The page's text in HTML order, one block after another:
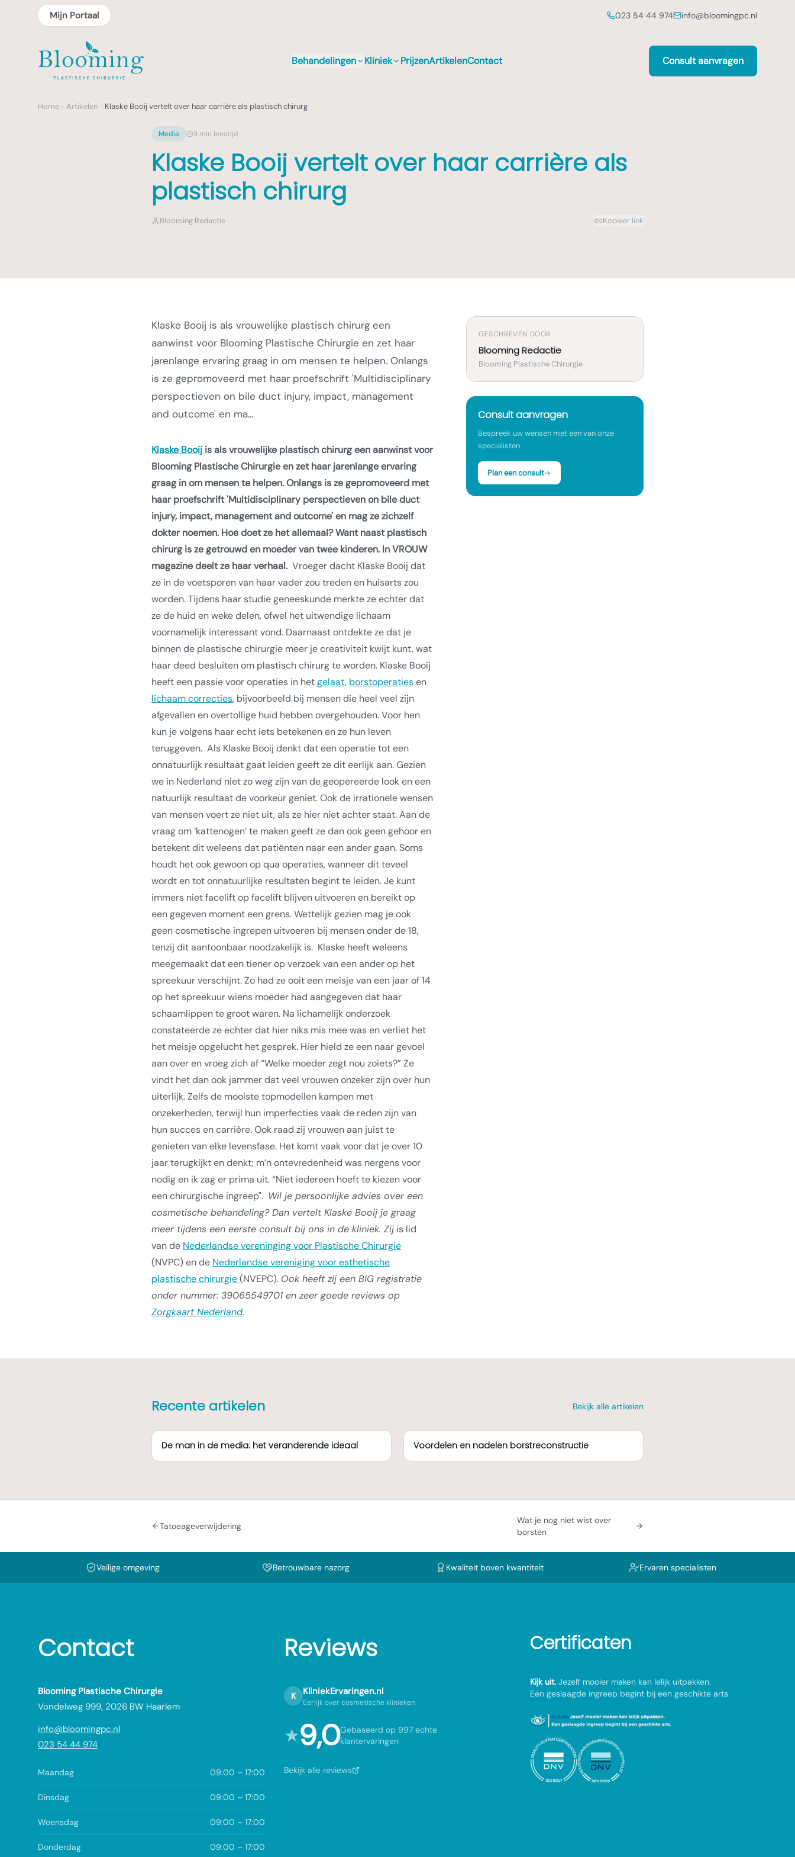
Mijn Portaal 023 54 44 974 info@bloomingpc.nl
Behandelingen Kliniek PrijzenArtikelenContact Consult aanvragen
Home Artikelen Klaske Booij vertelt over haar carrière als plastisch chirurg
Media 3 min leestijd
Klaske Booij vertelt over haar carrière als
plastisch chirurg
Blooming Redactie Kopieer link
Klaske Booij is als vrouwelijke plastisch chirurg een
aanwinst voor Blooming Plastische Chirurgie en zet haar
jarenlange ervaring graag in om mensen te helpen. Onlangs
is ze gepromoveerd met haar proefschrift 'Multidisciplinary
perspectieven on bile duct injury, impact, management
and outcome' en ma...
Klaske Booij is als vrouwelijke plastisch chirurg een aanwinst voor
Blooming Plastische Chirurgie en zet haar jarenlange ervaring
graag in om mensen te helpen. Onlangs is ze gepromoveerd met
haar proefschrift 'Multidisciplinary perspectieven on bile duct
injury, impact, management and outcome' en mag ze zichzelf
dokter noemen. Hoe doet ze het allemaal? Want naast plastisch
chirurg is ze getrouwd en moeder van twee kinderen. In VROUW
magazine deelt ze haar verhaal. Vroeger dacht Klaske Booij dat
ze in de voetsporen van haar vader zou treden en huisarts zou
worden. Tijdens haar studie geneeskunde merkte ze echter dat
ze de huid en weke delen, ofwel het uitwendige lichaam
voornamelijk interessant vond. Daarnaast ontdekte ze dat je
binnen de plastische chirurgie meer je creativiteit kwijt kunt, wat
haar deed besluiten om plastisch chirurg te worden. Klaske Booij
heeft een passie voor operaties in hetgelaat, borstoperatiesen
lichaam correcties, bijvoorbeeld bij mensen die heel veel zijn
afgevallen en overtollige huid hebben overgehouden. Voor hen
kun je volgens haar echt iets betekenen en ze hun leven
teruggeven. Als Klaske Booij denkt dat een operatie tot een
onnatuurlijk resultaat gaat leiden geeft ze dit eerlijk aan. Gezien
we in Nederland niet zo weg zijn van de geopereerde look en een
natuurlijk resultaat de voorkeur geniet. Ook de irrationele wensen
van mensen voert ze niet uit, als ze hier niet achter staat. Aan de
vraag om ‘kattenogen’ te maken geeft ze dan ook geen gehoor en
betekent dit weleens dat patiënten naar een ander gaan. Soms
houdt het ook gewoon op qua operaties, wanneer dit teveel
wordt en tot onnatuurlijke resultaten begint te leiden. Je kunt
immers niet facelift op facelift blijven uitvoeren en bereikt op
een gegeven moment een grens. Wettelijk gezien mag je ook
geen cosmetische ingrepen uitvoeren bij mensen onder de 18,
tenzij dit aantoonbaar noodzakelijk is. Klaske heeft weleens
meegemaakt dat een tiener op verzoek van een ander op het
spreekuur verschijnt. Zo had ze ooit een meisje van een jaar of 14
op het spreekuur wiens moeder had aangegeven dat haar
schaamlippen te groot waren. Na lichamelijk onderzoek
constateerde ze echter dat hier niks mis mee was en verliet het
het meisje opgelucht het gesprek. Hier hield ze een naar gevoel
aan over en vroeg zich af “Welke moeder zegt nou zoiets?” Ze
vindt het dan ook jammer dat veel vrouwen onzeker zijn over hun
uiterlijk. Zelfs de mooiste topmodellen kampen met
onzekerheden, terwijl hun imperfecties vaak de reden zijn van
hun succes en carrière. Ook raad zij vrouwen aan juist te
genieten van elke levensfase. Het komt vaak voor dat je over 10
jaar terugkijkt en denkt; m’n ontevredenheid was nergens voor
nodig en ik zag er prima uit. “Niet iedereen hoeft te kiezen voor
een chirurgische ingreep". Wil je persoonlijke advies over een
cosmetische behandeling? Dan vertelt Klaske Booij je graag
meer tijdens een eerste consult bij ons in de kliniek. Zij is lid
van de Nederlandse vereninging voor Plastische Chirurgie
(NVPC) en de Nederlandse vereniging voor esthetische
plastische chirurgie(NVEPC). Ook heeft zij een BIG registratie
onder nummer: 39065549701 en zeer goede reviews op
Zorgkaart Nederland.
GESCHREVEN DOOR
Blooming Redactie
Blooming Plastische Chirurgie
Consult aanvragen
Bespreek uw wensen met een van onze
specialisten.
Plan een consult
Recente artikelen Bekijk alle artikelen
De man in de media: het veranderende ideaal Voordelen en nadelen borstreconstructie
Tatoeageverwijdering
Wat je nog niet wist over
borsten
Veilige omgeving Betrouwbare nazorg Kwaliteit boven kwantiteit Ervaren specialisten
Contact
Blooming Plastische Chirurgie
Vondelweg 999, 2026 BW Haarlem
info@bloomingpc.nl
023 54 44 974
Maandag 09:00 – 17:00
Dinsdag 09:00 – 17:00
Woensdag 09:00 – 17:00
Donderdag 09:00 – 17:00
Reviews
K KliniekErvaringen.nl
Eerlijk over cosmetische klinieken
★9,0Gebaseerd op 997 echte
klantervaringen
Bekijk alle reviews
Certificaten
Kijk uit. Jezelf mooier maken kan lelijk uitpakken.
Een geslaagde ingreep begint bij een geschikte arts